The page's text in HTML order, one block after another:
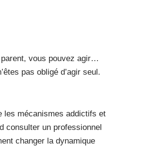
parent, vous pouvez agir…
pas obligé d’agir seul.
les mécanismes addictifs et
consulter un professionnel
changer la dynamique